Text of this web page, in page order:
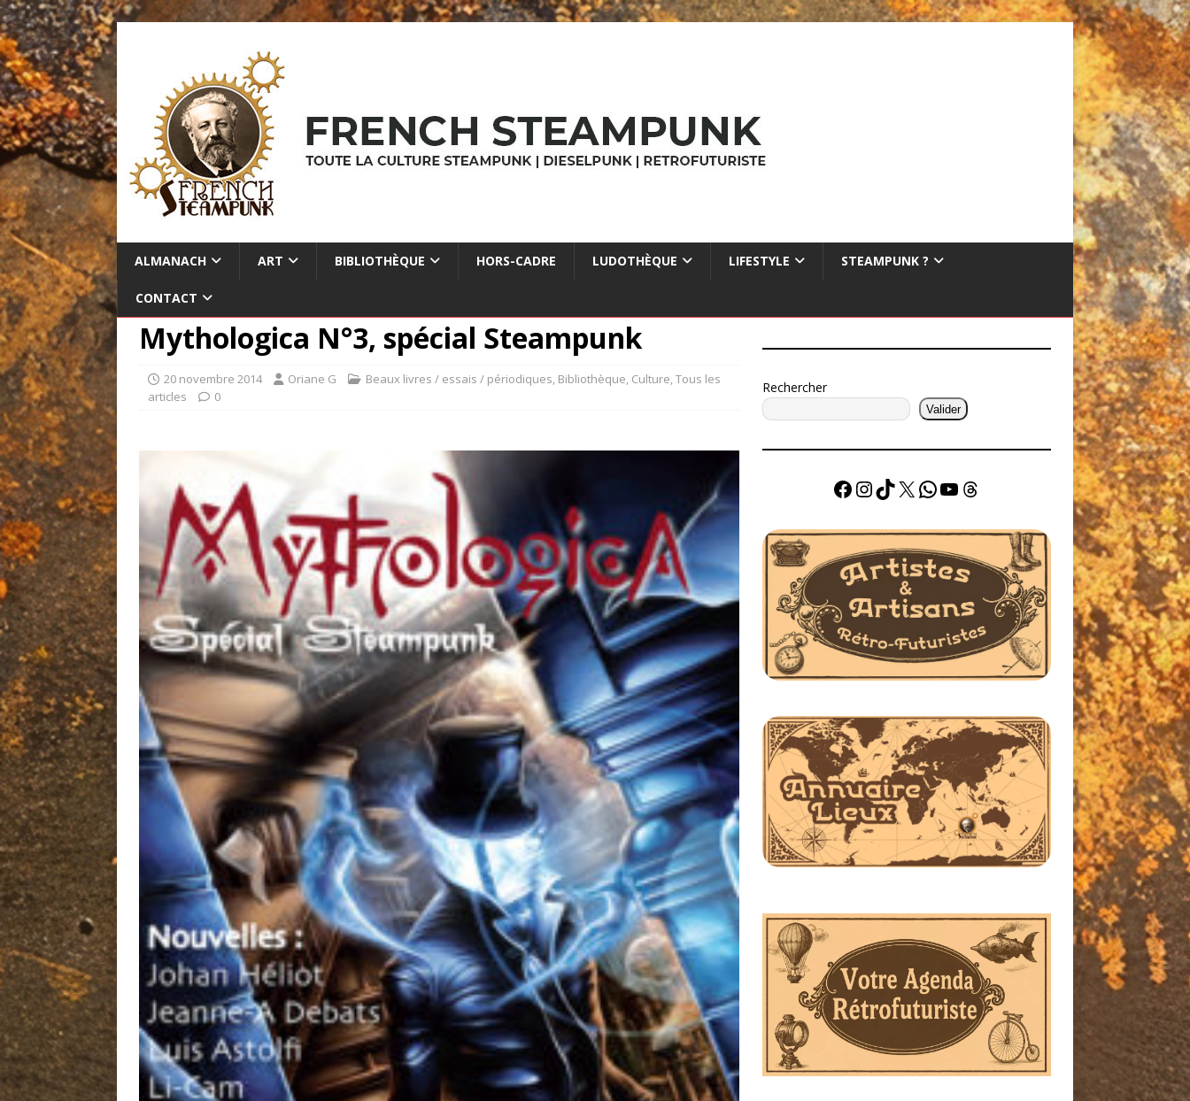
ALMANACH ART BIBLIOTHÈQUE HORS-CADRE LUDOTHÈQUE LIFESTYLE STEAMPUNK ?
CONTACT
Mythologica N°3, spécial Steampunk
20 novembre 2014 Oriane G Beaux livres / essais / périodiques, Bibliothèque, Culture,Tous les
articles
0
Rechercher
Valider